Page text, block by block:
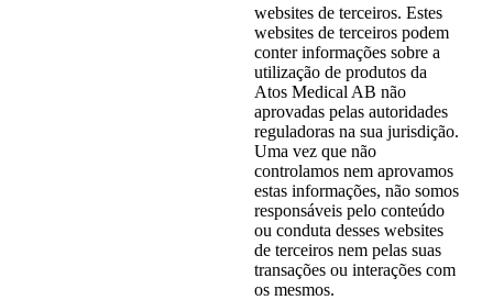
websites de terceiros. Estes
websites de terceiros podem
conter informações sobre a
utilização de produtos da
Atos Medical AB não
aprovadas pelas autoridades
reguladoras na sua jurisdição.
Uma vez que não
controlamos nem aprovamos
estas informações, não somos
responsáveis pelo conteúdo
ou conduta desses websites
de terceiros nem pelas suas
transações ou interações com
os mesmos.